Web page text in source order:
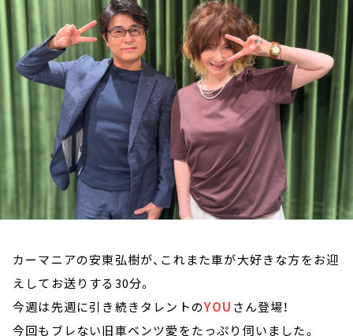
イベント・グッズ
YouTube
会社情報
カーマニアの安東弘樹が、これまた車が大好きな方をお迎
えしてお送りする30分。
今週は先週に引き続きタレントのYOU さん登場！
今回もブレない旧車ベンツ愛をたっぷり伺いました。